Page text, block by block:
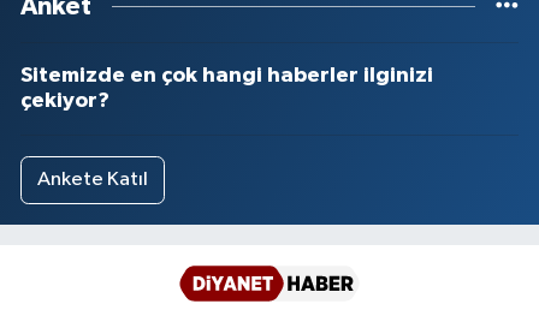
Anket
Sitemizde en çok hangi haberler ilginizi
çekiyor?
Ankete Katıl